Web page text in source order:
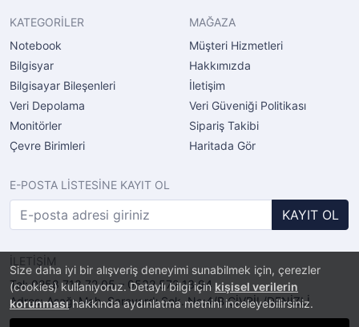
Size daha iyi bir alışveriş deneyimi sunabilmek için, çerezler
(cookies) kullanıyoruz. Detaylı bilgi için kişisel verilerin
korunmasıhakkında aydınlatma metnini inceleyebilirsiniz.
KATEGORİLER
Notebook
Bilgisyar
Bilgisayar Bileşenleri
Veri Depolama
Monitörler
Çevre Birimleri
MAĞAZA
Müşteri Hizmetleri
Hakkımızda
İletişim
Veri Güveniği Politikası
Sipariş Takibi
Haritada Gör
E-POSTA LİSTESİNE KAYIT OL
KAYIT OL
İLETİŞİM
Tel: 0258 713 72 05 – 0532 572 13 94
Adres: Aşağı Mah. Sarayardı Sok. No:4/B ÇİVRİL/DENİZLİ